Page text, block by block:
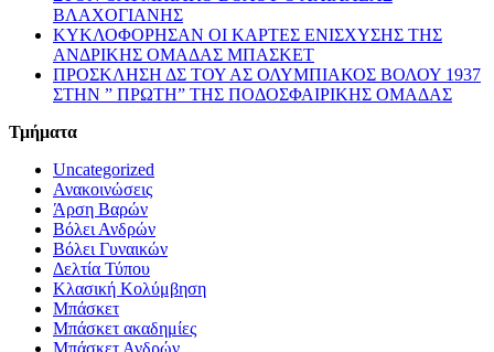
ΒΛΑΧΟΓΙΑΝΗΣ
ΚΥΚΛΟΦΟΡΗΣΑΝ ΟΙ ΚΑΡΤΕΣ ΕΝΙΣΧΥΣΗΣ ΤΗΣ
ΑΝΔΡΙΚΗΣ ΟΜΑΔΑΣ ΜΠΑΣΚΕΤ
ΠΡΟΣΚΛΗΣΗ ΔΣ ΤΟΥ ΑΣ ΟΛΥΜΠΙΑΚΟΣ ΒΟΛΟΥ 1937
ΣΤΗΝ ” ΠΡΩΤΗ” ΤΗΣ ΠΟΔΟΣΦΑΙΡΙΚΗΣ ΟΜΑΔΑΣ
Τμήματα
Uncategorized
Ανακοινώσεις
Άρση Βαρών
Βόλει Ανδρών
Βόλει Γυναικών
Δελτία Τύπου
Κλασική Κολύμβηση
Μπάσκετ
Μπάσκετ ακαδημίες
Μπάσκετ Ανδρών